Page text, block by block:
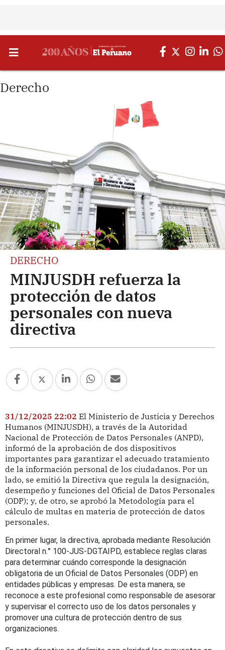
Derecho
DERECHO
MINJUSDH refuerza la
protección de datos
personales con nueva
directiva
31/12/2025 22:02 El Ministerio de Justicia y Derechos
Humanos (MINJUSDH), a través de la Autoridad
Nacional de Protección de Datos Personales (ANPD),
informó de la aprobación de dos dispositivos
importantes para garantizar el adecuado tratamiento
de la información personal de los ciudadanos. Por un
lado, se emitió la Directiva que regula la designación,
desempeño y funciones del Oficial de Datos Personales
(ODP); y, de otro, se aprobó la Metodología para el
cálculo de multas en materia de protección de datos
personales.
En primer lugar, la directiva, aprobada mediante Resolución
Directoral n.° 100-JUS-DGTAIPD, establece reglas claras
para determinar cuándo corresponde la designación
obligatoria de un Oficial de Datos Personales (ODP) en
entidades públicas y empresas. De esta manera, se
reconoce a este profesional como responsable de asesorar
y supervisar el correcto uso de los datos personales y
promover una cultura de protección dentro de sus
organizaciones.